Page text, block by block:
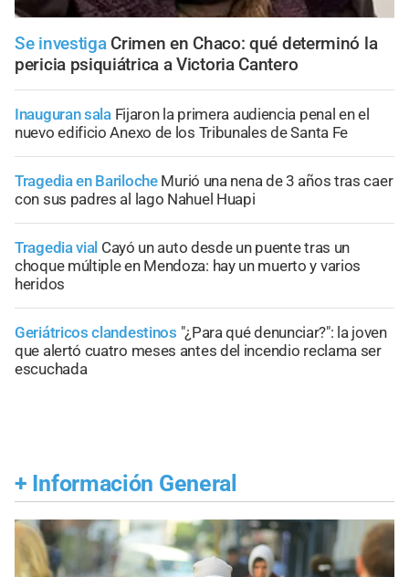
Se investiga Crimen en Chaco: qué determinó la
pericia psiquiátrica a Victoria Cantero
Inauguran sala Fijaron la primera audiencia penal en el
nuevo edificio Anexo de los Tribunales de Santa Fe
Tragedia en Bariloche Murió una nena de 3 años tras caer
con sus padres al lago Nahuel Huapi
Tragedia vial Cayó un auto desde un puente tras un
choque múltiple en Mendoza: hay un muerto y varios
heridos
Geriátricos clandestinos "¿Para qué denunciar?": la joven
que alertó cuatro meses antes del incendio reclama ser
escuchada
+ Información General